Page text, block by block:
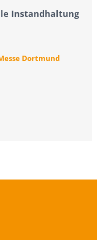
Instandhaltung
Dortmund